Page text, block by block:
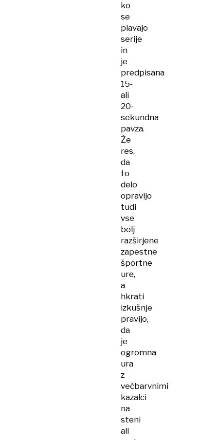
ko
se
plavajo
serije
in
je
predpisana
15-
ali
20-
sekundna
pavza.
Že
res,
da
to
delo
opravijo
tudi
vse
bolj
razširjene
zapestne
športne
ure,
a
hkrati
izkušnje
pravijo,
da
je
ogromna
ura
z
večbarvnimi
kazalci
na
steni
ali